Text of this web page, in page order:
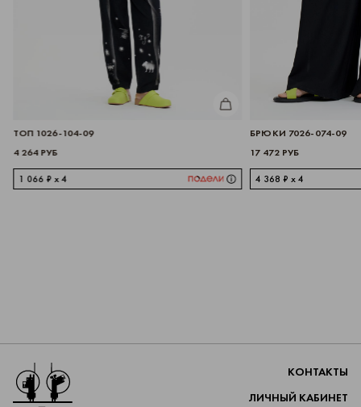
КУПИТЬ
ТОП 1026-104-09
4 264 РУБ
1 066 ₽ x 4
БРЮКИ 7026-074-09
17 472 РУБ
4 368 ₽ x 4
Перейти на главную
КОНТАКТЫ
ЛИЧНЫЙ КАБИНЕТ